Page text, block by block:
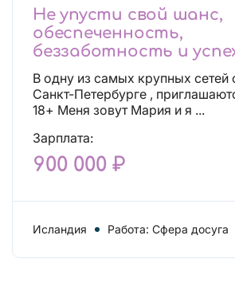
Не упусти свой шанс,
обеспеченность,
беззаботность и
будет уже завтра,
Лучшие условия!
В одну из самых крупных сетей
Санкт-Петербурге ,
18+ Меня зовут Мария и я ...
Зарплата:
900 000 ₽
Исландия Работа: Сфера досуга